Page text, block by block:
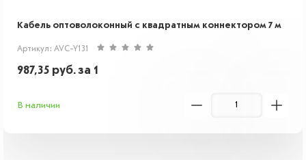
Кабель оптоволоконный с квадратным коннектором 7 м
Артикул: AVC-Y131
987,35 руб.за 1
В наличии